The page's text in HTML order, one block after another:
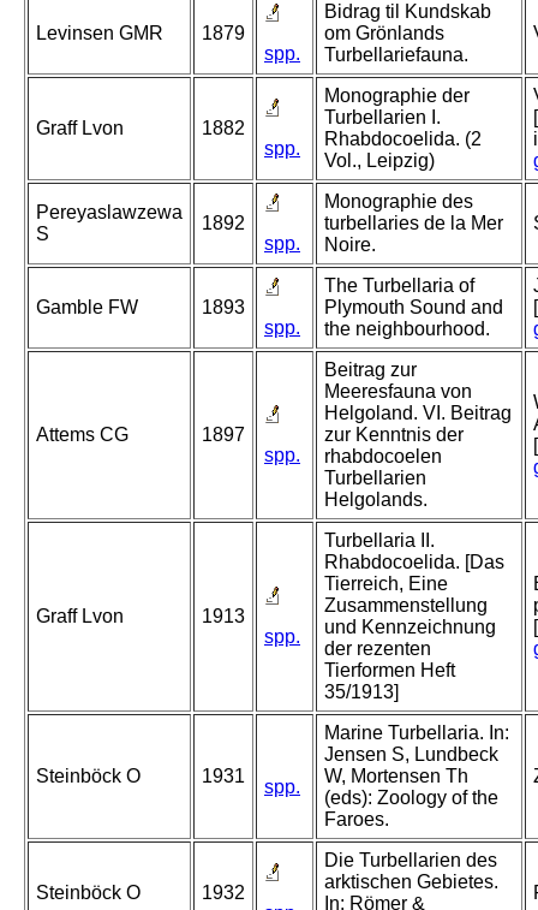
Levinsen GMR
1879
spp.
Bidrag til Kundskab
om Grönlands
Turbellariefauna.
Graff Lvon
1882
spp.
Monographie der
Turbellarien I.
Rhabdocoelida. (2
Vol., Leipzig)
Pereyaslawzewa
S
1892
spp.
Monographie des
turbellaries de la Mer
Noire.
Gamble FW
1893
spp.
The Turbellaria of
Plymouth Sound and
the neighbourhood.
Attems CG
1897
spp.
Beitrag zur
Meeresfauna von
Helgoland. VI. Beitrag
zur Kenntnis der
rhabdocoelen
Turbellarien
Helgolands.
Graff Lvon
1913
spp.
Turbellaria II.
Rhabdocoelida. [Das
Tierreich, Eine
Zusammenstellung
und Kennzeichnung
der rezenten
Tierformen Heft
35/1913]
Steinböck O 1931
spp.
Marine Turbellaria. In:
Jensen S, Lundbeck
W, Mortensen Th
(eds): Zoology of the
Faroes.
Steinböck O
1932
Die Turbellarien des
arktischen Gebietes.
In: Römer &